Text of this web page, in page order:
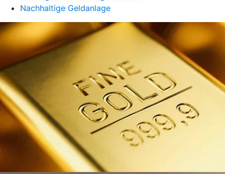
Nachhaltige Geldanlage